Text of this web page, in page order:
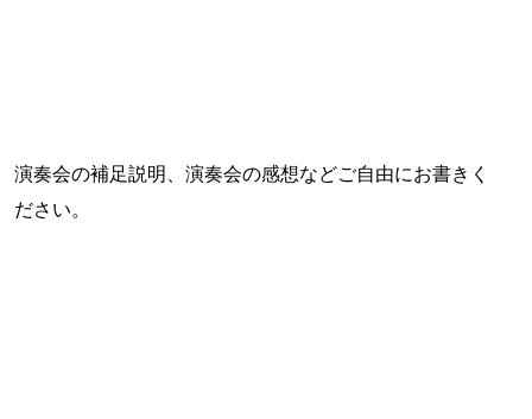
演奏会の補足説明、演奏会の感想などご自由にお書きく
ださい。